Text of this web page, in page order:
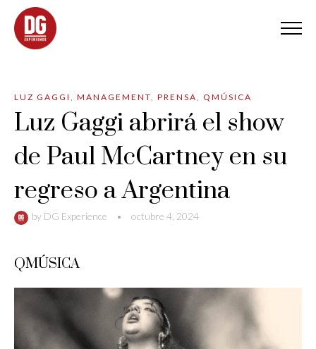
LUZ GAGGI , MANAGEMENT, PRENSA, QMÚSICA
Luz Gaggi abrirá el show
de Paul McCartney en su
regreso a Argentina
by DG Experience • octubre 4, 2024
QMÚSICA